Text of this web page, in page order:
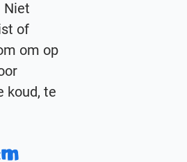
Niet
of
om op
koud, te